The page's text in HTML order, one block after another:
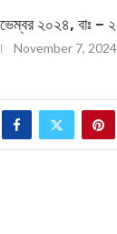
২০২৪, বাঃ –
November 7, 2024